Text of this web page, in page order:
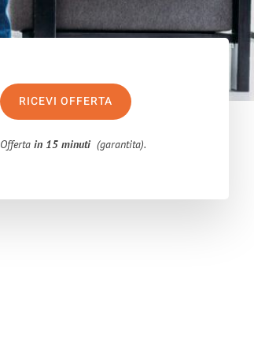
RICEVI OFFERTA
Offertain 15 minuti (garantita).